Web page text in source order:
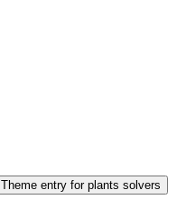
Theme entry for plants solvers